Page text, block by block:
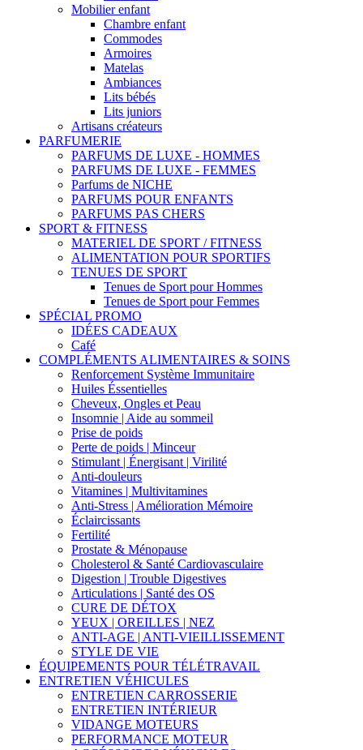
Mobilier enfant
Chambre enfant
Commodes
Armoires
Matelas
Ambiances
Lits bébés
Lits juniors
Artisans créateurs
PARFUMERIE
PARFUMS DE LUXE - HOMMES
PARFUMS DE LUXE - FEMMES
Parfums de NICHE
PARFUMS POUR ENFANTS
PARFUMS PAS CHERS
SPORT & FITNESS
MATERIEL DE SPORT / FITNESS
ALIMENTATION POUR SPORTIFS
TENUES DE SPORT
Tenues de Sport pour Hommes
Tenues de Sport pour Femmes
SPÉCIAL PROMO
IDÉES CADEAUX
Café
COMPLÉMENTS ALIMENTAIRES & SOINS
Renforcement Système Immunitaire
Huiles Éssentielles
Cheveux, Ongles et Peau
Insomnie | Aide au sommeil
Prise de poids
Perte de poids | Minceur
Stimulant | Énergisant | Virilité
Anti-douleurs
Vitamines | Multivitamines
Anti-Stress | Amélioration Mémoire
Éclaircissants
Fertilité
Prostate & Ménopause
Cholesterol & Santé Cardiovasculaire
Digestion | Trouble Digestives
Articulations | Santé des OS
CURE DE DÉTOX
YEUX | OREILLES | NEZ
ANTI-AGE | ANTI-VIEILLISSEMENT
STYLE DE VIE
ÉQUIPEMENTS POUR TÉLÉTRAVAIL
ENTRETIEN VÉHICULES
ENTRETIEN CARROSSERIE
ENTRETIEN INTÉRIEUR
VIDANGE MOTEURS
PERFORMANCE MOTEUR